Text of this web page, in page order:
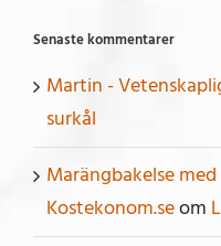
Senaste kommentarer
Martin -
surkål
Marängbakelse
Kostekonom.seom